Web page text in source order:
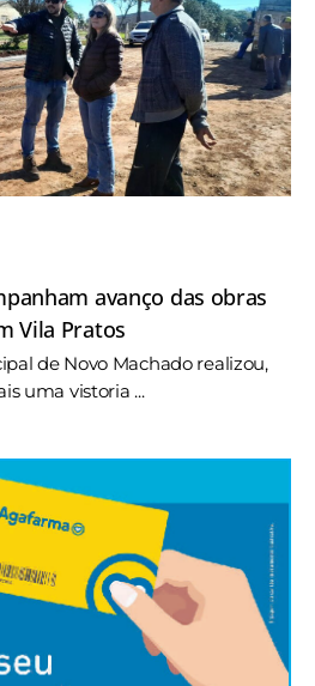
avanço das obras
Vila Pratos
de Novo Machado realizou,
uma vistoria ...